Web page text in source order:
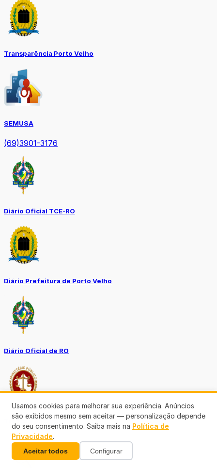
Transparência Porto Velho
SEMUSA
(69)3901-3176
Diário Oficial TCE-RO
Diário Prefeitura de Porto Velho
Diário Oficial de RO
Transparência RO
Usamos cookies para melhorar sua experiência. Anúncios
são exibidos mesmo sem aceitar — personalização depende
do seu consentimento. Saiba mais na Política de
Privacidade.
Aceitar todos Configurar